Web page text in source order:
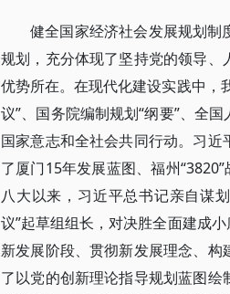
健全国家经济社会发展规划制
规划，充分体现了坚持党的领导
优势所在。在现代化建设实践中，
议”、国务院编制规划“纲要”、全
国家意志和全社会共同行动。习
了厦门15年发展蓝图、福州
八大以来，习近平总书记亲自谋
议”起草组组长，对决胜全面建成
新发展阶段、贯彻新发展理念、
了以党的创新理论指导规划蓝图